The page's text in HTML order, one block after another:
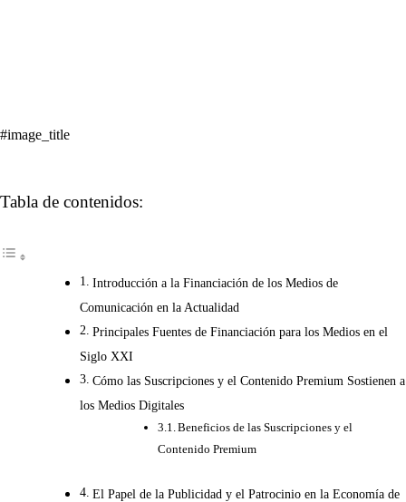
#image_title
Tabla de contenidos:
Introducción a la Financiación de los Medios de
Comunicación en la Actualidad
Principales Fuentes de Financiación para los Medios en el
Siglo XXI
Cómo las Suscripciones y el Contenido Premium Sostienen a
los Medios Digitales
Beneficios de las Suscripciones y el
Contenido Premium
El Papel de la Publicidad y el Patrocinio en la Economía de